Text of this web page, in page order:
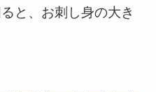
と、お刺し身の大き